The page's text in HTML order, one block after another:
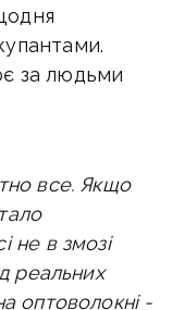
за людьми
все. Якщо
не в змозі
реальних
оптоволокні -